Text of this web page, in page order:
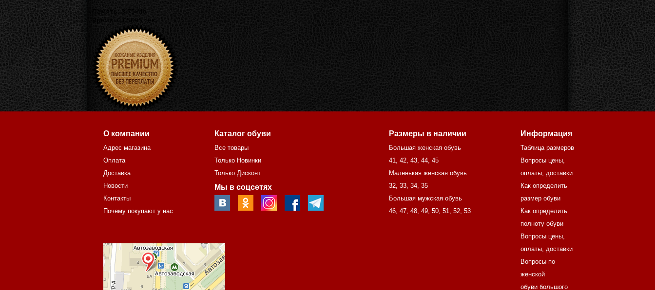
Память: 3.75 Mb
Время: 0.05695 сек.
О компании
Адрес магазина
Оплата
Доставка
Новости
Контакты
Почему покупают у нас
Каталог обуви
Все товары
Только Новинки
Только Дисконт
Мы в соцсетях
Размеры в наличии
Большая женская обувь
41, 42, 43, 44, 45
Маленькая женская обувь
32, 33, 34, 35
Большая мужская обувь
46, 47, 48, 49, 50, 51, 52, 53
Информация
Таблица размеров
Вопросы цены,
оплаты, доставки
Как определить
размер обуви
Как определить
полноту обуви
Вопросы цены,
оплаты, доставки
Вопросы по
женской
обуви большого